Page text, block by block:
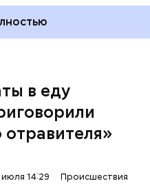
в еду
июля 14:29 Происшествия
квартире потерпевших
его младшая сестра.